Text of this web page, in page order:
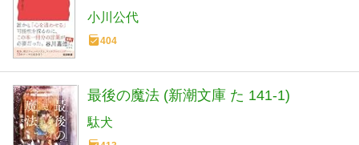
小川公代
404
最後の魔法 (新潮文庫 た 141-1)
駄犬